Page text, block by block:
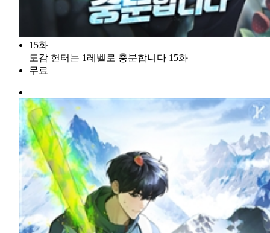
15화
도감 헌터는 1레벨로 충분합니다 15화
무료